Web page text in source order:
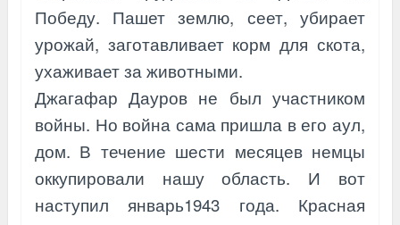
Победу. Пашет землю, сеет, убирает
урожай, заготавливает корм для скота,
ухаживает за животными.
Джагафар Дауров не был участником
войны. Но война сама пришла в его аул,
дом. В течение шести месяцев немцы
оккупировали нашу область. И вот
наступил январь1943 года. Красная